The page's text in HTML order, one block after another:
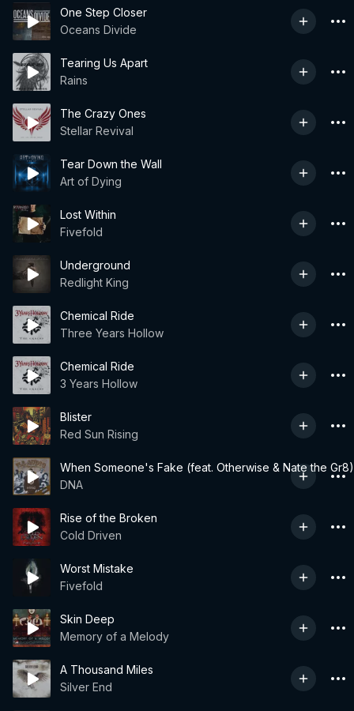
One Step Closer
Oceans Divide
Tearing Us Apart
Rains
The Crazy Ones
Stellar Revival
Tear Down the Wall
Art of Dying
Lost Within
Fivefold
Underground
Redlight King
Chemical Ride
Three Years Hollow
Chemical Ride
3 Years Hollow
Blister
Red Sun Rising
When Someone's Fake (feat. Otherwise & Nate the Gr8)
DNA
Rise of the Broken
Cold Driven
Worst Mistake
Fivefold
Skin Deep
Memory of a Melody
A Thousand Miles
Silver End